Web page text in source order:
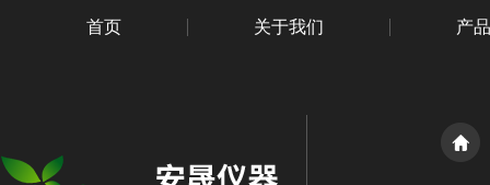
首页 关于我们 产